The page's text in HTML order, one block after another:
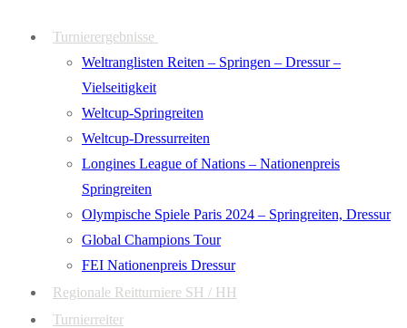
Turnierergebnisse
Weltranglisten Reiten – Springen – Dressur –
Vielseitigkeit
Weltcup-Springreiten
Weltcup-Dressurreiten
Longines League of Nations – Nationenpreis
Springreiten
Olympische Spiele Paris 2024 – Springreiten, Dressur
Global Champions Tour
FEI Nationenpreis Dressur
Regionale Reitturniere SH / HH
Turnierreiter